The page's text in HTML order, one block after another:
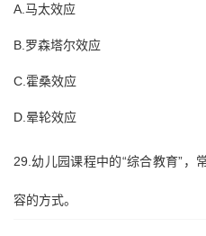
A.马太效应
B.罗森塔尔效应
C.霍桑效应
D.晕轮效应
29.幼儿园课程中的“综合教育”，
容的方式。